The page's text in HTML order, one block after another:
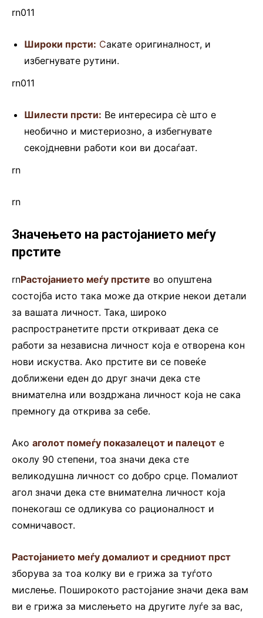
rn011
Широки прсти: Сакате оригиналност, и
избегнувате рутини.
rn011
Шилести прсти: Ве интересира сѐ што е
необично и мистериозно, а избегнувате
секојдневни работи кои ви досаѓаат.
rn
rn
Значењето на растојанието меѓу
прстите
rnРастојанието меѓу прстите во опуштена
состојба исто така може да открие некои детали
за вашата личност. Така, широко
распространетите прсти откриваат дека се
работи за независна личност која е отворена кон
нови искуства. Ако прстите ви се повеќе
доближени еден до друг значи дека сте
внимателна или воздржана личност која не сака
премногу да открива за себе.
Ако аголот помеѓу показалецот и палецот е
околу 90 степени, тоа значи дека сте
великодушна личност со добро срце. Помалиот
агол значи дека сте внимателна личност која
понекогаш се одликува со рационалност и
сомничавост.
Растојанието меѓу домалиот и средниот прст
зборува за тоа колку ви е грижа за туѓото
мислење. Поширокото растојание значи дека вам
ви е грижа за мислењето на другите луѓе за вас,